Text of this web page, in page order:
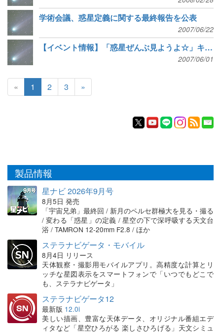
学術会議、惑星定義に関する最終報告を公表
2007/06/22
【イベント情報】「惑星ぜんぶ見ようよ☆」キャンペーン 〜惑星観察認定証をもらおう〜
2007/06/01
« 1 2 3 »
製品情報
星ナビ 2026年9月号
8月5日 発売
「宇宙兄弟」最終回 / 新月のペルセ群極大を見る・撮る
/ 変わる「惑星」の定義 / 星空の下で深呼吸する天文台
浴 / TAMRON 12-20mm F2.8 / ほか
ステラナビゲータ・モバイル
8月4日 リリース
天体観察・撮影用モバイルアプリ。高精度な計算とリ
ッチな星図表示をスマートフォンで「いつでもどこで
も、ステラナビゲータ」
ステラナビゲータ12
最新版 12.0i
美しい描画、豊富な天体データ、オリジナル番組エデ
ィタなど「星空ひろがる 楽しさひろげる」天文シミュ